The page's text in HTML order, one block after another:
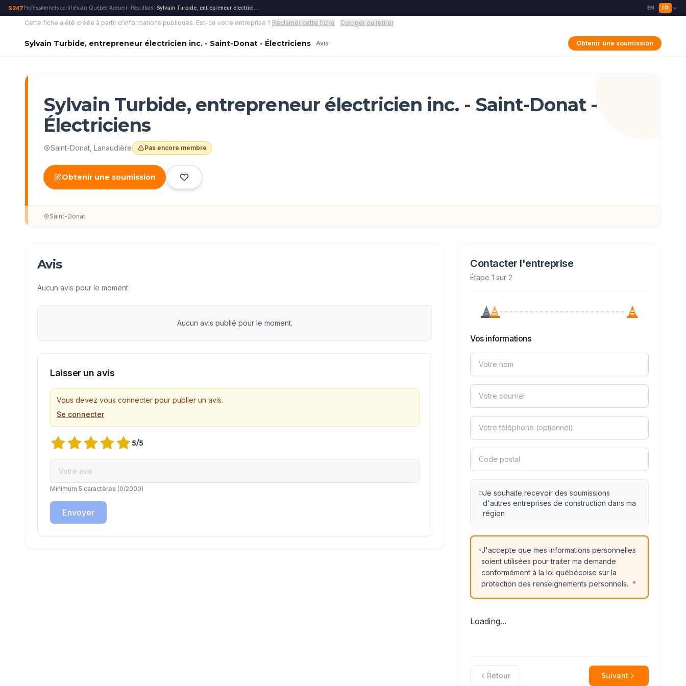
S247Professionnels certifiés au Québec·Accueil › Résultats ›Sylvain Turbide, entrepreneur électricien inc. - Saint-Donat - Électriciens EN FR
Cette fiche a été créée à partir d’informations publiques. Est-ce votre entreprise ? Réclamer cette fiche · Corriger ou retirer
Sylvain Turbide, entrepreneur électricien inc. - Saint-Donat - Électriciens Avis Obtenir une soumission
Sylvain Turbide, entrepreneur électricien inc. - Saint-Donat -
Électriciens
Saint-Donat Lanaudière Pas encore membre
Obtenir une soumission
Saint-Donat
Avis
Aucun avis pour le moment
Aucun avis publié pour le moment.
Laisser un avis
Vous devez vous connecter pour publier un avis.
Se connecter
5/5
Minimum 5 caractères (0/2000)
Envoyer
Contacter l'entreprise
Étape 1 sur 2
Vos informations
Je souhaite recevoir des soumissions
d'autres entreprises de construction dans ma
région
J'accepte que mes informations personnelles
soient utilisées pour traiter ma demande
conformément à la loi québécoise sur la
protection des renseignements personnels. *
Loading...
Retour Suivant